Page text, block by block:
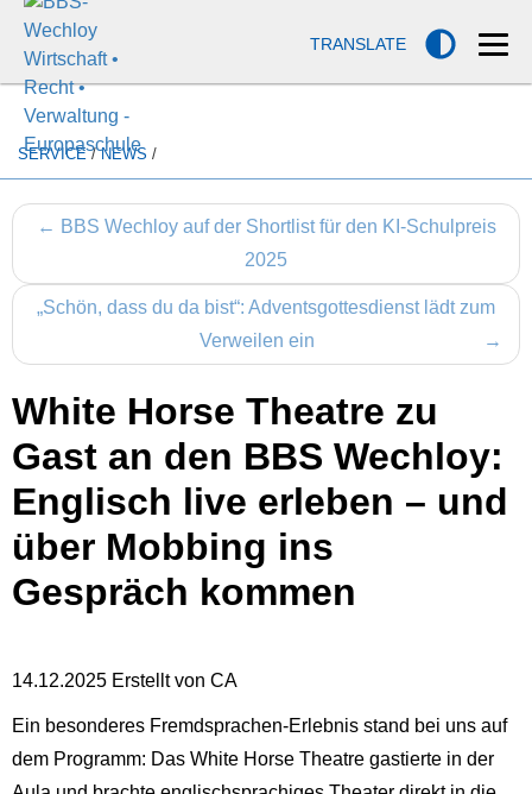
TRANSLATE
SERVICE/NEWS /
← BBS Wechloy auf der Shortlist für den KI-Schulpreis
2025
„Schön, dass du da bist“: Adventsgottesdienst lädt zum
Verweilen ein
→
White Horse Theatre zu
Gast an den BBS Wechloy:
Englisch live erleben – und
über Mobbing ins
Gespräch kommen
14.12.2025 Erstellt von CA
Ein besonderes Fremdsprachen-Erlebnis stand bei uns auf
dem Programm: Das White Horse Theatre gastierte in der